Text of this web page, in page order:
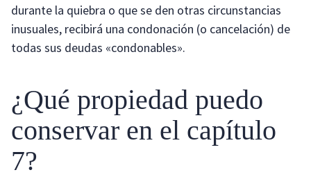
durante la quiebra o que se den otras circunstancias
inusuales, recibirá una condonación (o cancelación) de
todas sus deudas «condonables».
¿Qué propiedad puedo
conservar en el capítulo
7?